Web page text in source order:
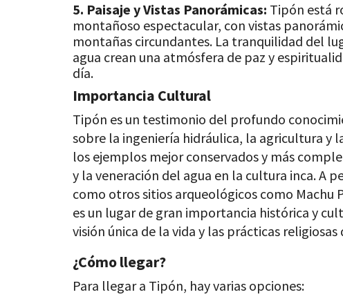
5. Paisaje y Vistas Panorámicas: Tipón está
montañoso espectacular, con vistas
montañas circundantes. La tranquilidad del
agua crean una atmósfera de paz y
día.
Importancia Cultural
Tipón es un testimonio del profundo
sobre la ingeniería hidráulica, la agricultura y
los ejemplos mejor conservados y más
y la veneración del agua en la cultura inca. A
como otros sitios arqueológicos como Machu
es un lugar de gran importancia histórica y
visión única de la vida y las prácticas religiosas
¿Cómo llegar?
Para llegar a Tipón, hay varias opciones: